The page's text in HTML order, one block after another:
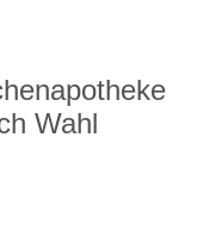
Wahl